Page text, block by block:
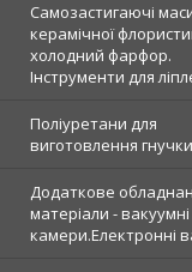
Самозастигаючі
керамічної
холодний фарфор.
Інструменти для
Поліуретани для
виготовлення
Додаткове
матеріали - вакуумні
камери.Електронні